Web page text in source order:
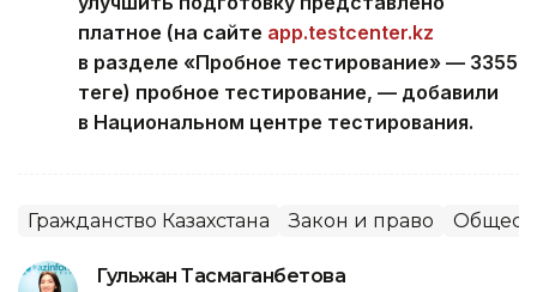
платное (на сайте app.testcenter.kz
в разделе «Пробное тестирование» — 3355
теңге) пробное тестирование, — добавили
в Национальном центре тестирования.
Гражданство Казахстана Закон и право
Гульжан Тасмаганбетова